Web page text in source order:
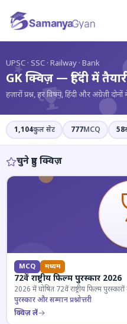
UPSC · SSC · Railway · Bank
GK क्विज़ — हिंदी में
हज़ारों प्रश्न, हर विषय, हिंदी और अंग्रेज़ी दोनों
1,104कुल सेट 777MCQ 58
चुने हुए क्विज़
MCQ मध्यम
72वें राष्ट्रीय फिल्म पुरस्कार 2026
2026 में घोषित 72वें राष्ट्रीय फिल्म
पुरस्कार और सम्मान प्रश्नोत्तरी
क्विज़ लें